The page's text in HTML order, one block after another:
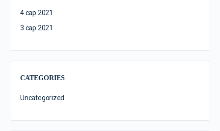
4 сар 2021
3 сар 2021
CATEGORIES
Uncategorized